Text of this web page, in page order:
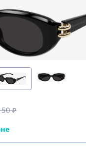
₽